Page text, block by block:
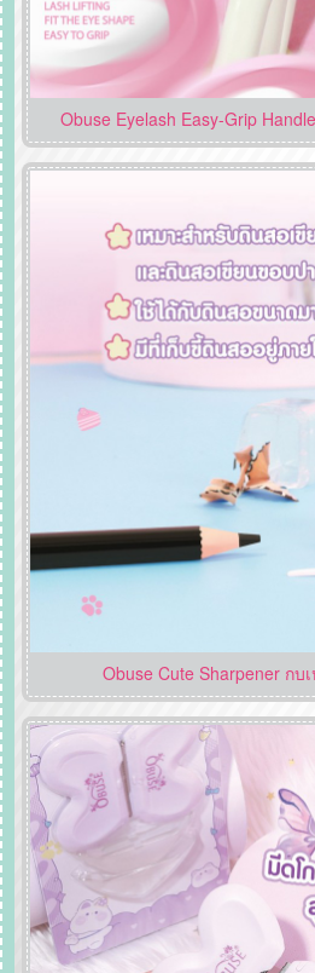
Obuse Eyelash Easy-Grip
Obuse Cute Sharpener ก